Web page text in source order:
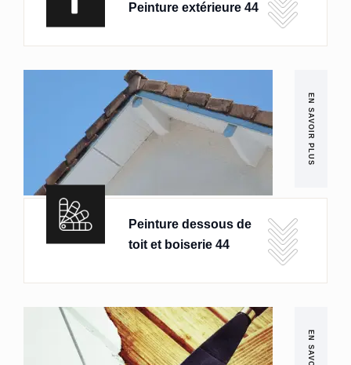
Peinture extérieure 44
EN SAVOIR PLUS
Peinture dessous de
toit et boiserie 44